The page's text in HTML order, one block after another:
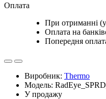
Оплата
При отриманні
Оплата на
Попередня
Виробник: Thermo
Модель:
У продажу